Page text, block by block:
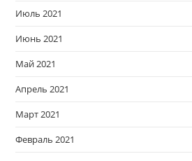
Июль 2021
Июнь 2021
Май 2021
Апрель 2021
Март 2021
Февраль 2021